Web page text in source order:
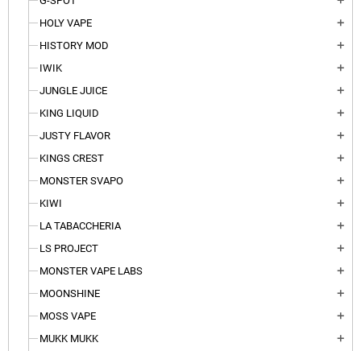
HOLY VAPE add
HISTORY MOD add
IWIK add
JUNGLE JUICE add
KING LIQUID add
JUSTY FLAVOR add
KINGS CREST add
MONSTER SVAPO add
KIWI add
LA TABACCHERIA add
LS PROJECT add
MONSTER VAPE LABS add
MOONSHINE add
MOSS VAPE add
MUKK MUKK add